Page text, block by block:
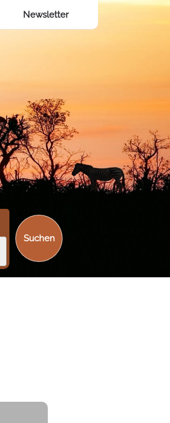
Newsletter
Suchen